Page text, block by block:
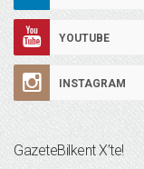
YOUTUBE
INSTAGRAM
GazeteBilkent X’te!